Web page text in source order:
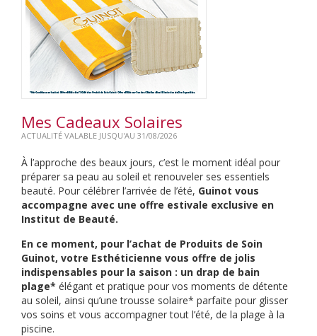
Mes Cadeaux Solaires
ACTUALITÉ VALABLE JUSQU'AU 31/08/2026
À l’approche des beaux jours, c’est le moment idéal pour
préparer sa peau au soleil et renouveler ses essentiels
beauté. Pour célébrer l’arrivée de l’été, Guinot vous
accompagne avec une offre estivale exclusive en
Institut de Beauté.
En ce moment, pour l’achat de Produits de Soin
Guinot, votre Esthéticienne vous offre de jolis
indispensables pour la saison : un drap de bain
plage* élégant et pratique pour vos moments de détente
au soleil, ainsi qu’une trousse solaire* parfaite pour glisser
vos soins et vous accompagner tout l’été, de la plage à la
piscine.